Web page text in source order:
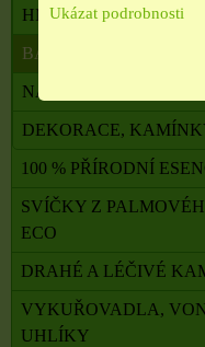
HMOT
BARVY DO SVÍČEK
NÁDOBY A
DEKORACE,
100 % PŘÍRODNÍ
SVÍČKY Z
ECO
DRAHÉ A LÉČIVÉ
VYKUŘOVADLA,
UHLÍKY
Ukázat podrobnosti